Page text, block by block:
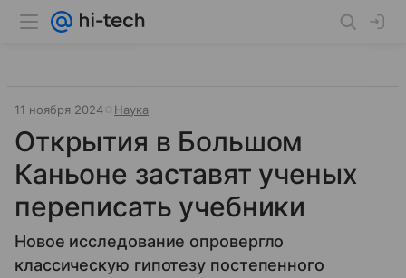
11 ноября 2024 Наука
Открытия в Большом
Каньоне заставят ученых
переписать учебники
Новое исследование опровергло
классическую гипотезу постепенного